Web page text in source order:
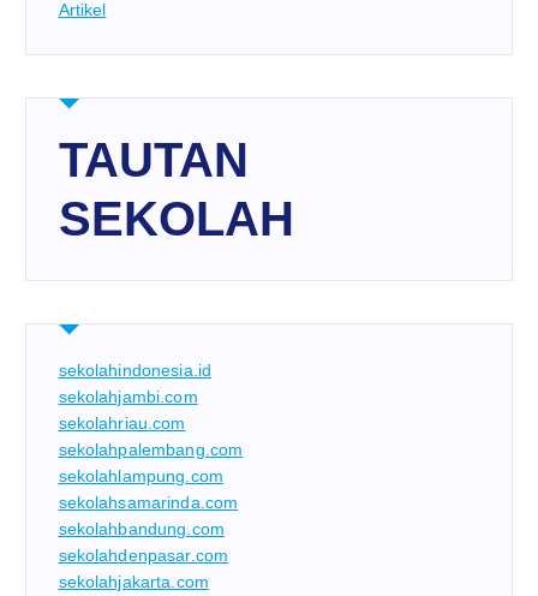
Artikel
TAUTAN
SEKOLAH
sekolahindonesia.id
sekolahjambi.com
sekolahriau.com
sekolahpalembang.com
sekolahlampung.com
sekolahsamarinda.com
sekolahbandung.com
sekolahdenpasar.com
sekolahjakarta.com